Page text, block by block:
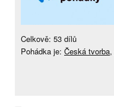
Celkově: 53 dílů
Pohádka je: Česká tvorba,